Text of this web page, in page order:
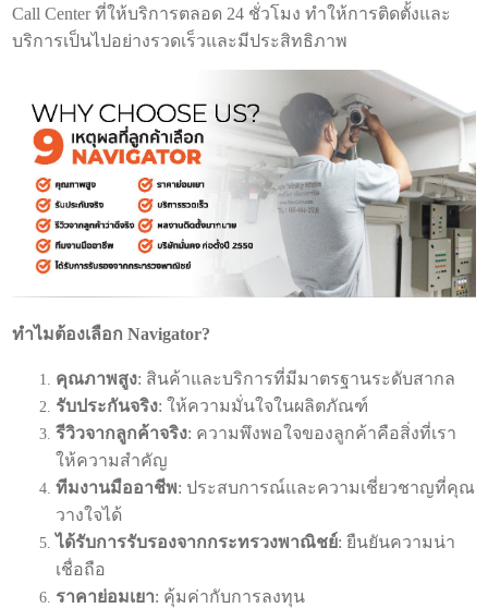
Call Center ที่ให้บริการตลอด 24 ชั่วโมง ทำให้การติดตั้งและ
บริการเป็นไปอย่างรวดเร็วและมีประสิทธิภาพ
ทำไมต้องเลือก Navigator?
คุณภาพสูง: สินค้าและบริการที่มีมาตรฐานระดับสากล
รับประกันจริง: ให้ความมั่นใจในผลิตภัณฑ์
รีวิวจากลูกค้าจริง: ความพึงพอใจของลูกค้าคือสิ่งที่เรา
ให้ความสำคัญ
ทีมงานมืออาชีพ: ประสบการณ์และความเชี่ยวชาญที่คุณ
วางใจได้
ได้รับการรับรองจากกระทรวงพาณิชย์: ยืนยันความน่า
เชื่อถือ
ราคาย่อมเยา: คุ้มค่ากับการลงทุน